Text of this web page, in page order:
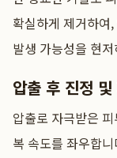
확실하게 제거하여
발생 가능성을 현
압출 후 진정
압출로 자극받은
복 속도를 좌우합